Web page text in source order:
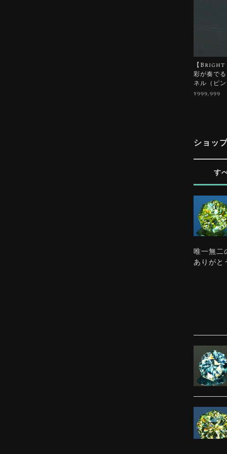
【
彩が奏で
ネル（ピ
¥999,999
ショッ
す
唯一無二
ありがと